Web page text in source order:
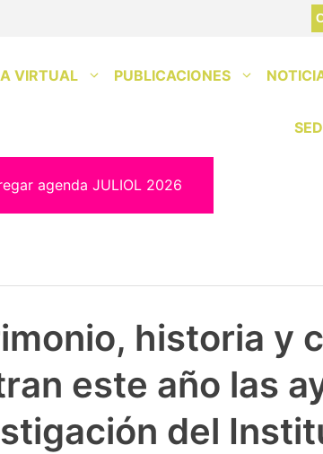
VIRTUAL PUBLICACIONES
agenda JULIOL 2026
historia y
este año las
del